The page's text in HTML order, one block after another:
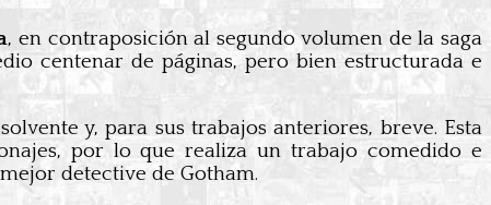
, en contraposición al segundo volumen de la saga
centenar de páginas, pero bien estructurada e
y, para sus trabajos anteriores, breve. Esta
por lo que realiza un trabajo comedido e
detective de Gotham.